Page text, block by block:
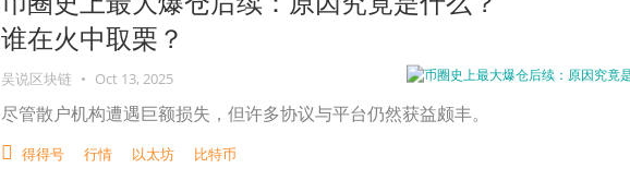
谁在火中取栗？
吴说区块链 • Oct 13, 2025
尽管散户机构遭遇巨额损失，但许多协议与平台仍然获益颇丰。
得得号 行情 以太坊 比特币